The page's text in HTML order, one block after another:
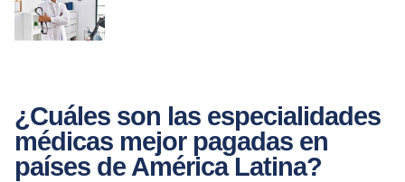
¿Cuáles son las especialidades
médicas mejor pagadas en
países de América Latina?